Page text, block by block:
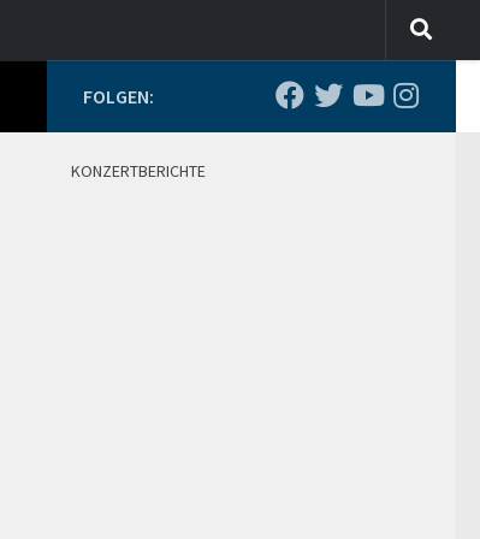
FOLGEN:
KONZERTBERICHTE